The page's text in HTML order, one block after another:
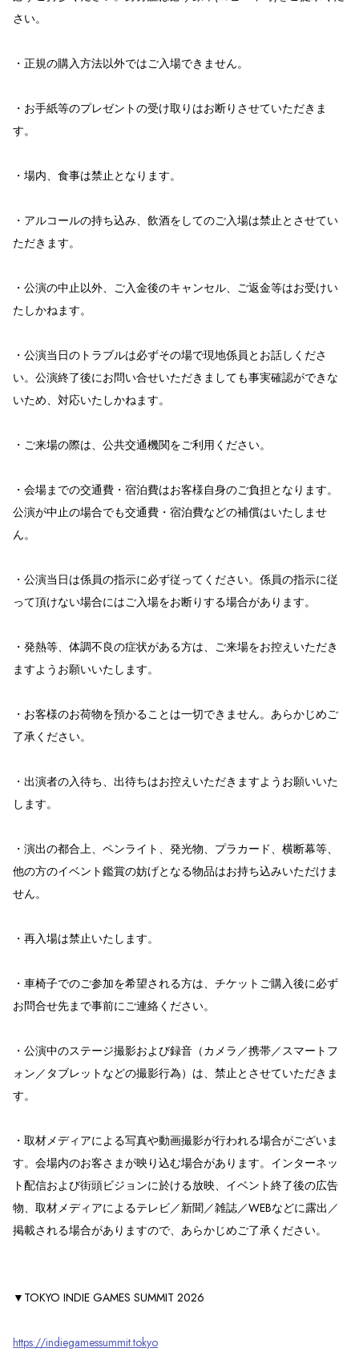
さい。
・正規の購入方法以外ではご入場できません。
・お手紙等のプレゼントの受け取りはお断りさせていただきま
す。
・場内、食事は禁止となります。
・アルコールの持ち込み、飲酒をしてのご入場は禁止とさせてい
ただきます。
・公演の中止以外、ご入金後のキャンセル、ご返金等はお受けい
たしかねます。
・公演当日のトラブルは必ずその場で現地係員とお話しくださ
い。公演終了後にお問い合せいただきましても事実確認ができな
いため、対応いたしかねます。
・ご来場の際は、公共交通機関をご利用ください。
・会場までの交通費・宿泊費はお客様自身のご負担となります。
公演が中止の場合でも交通費・宿泊費などの補償はいたしませ
ん。
・公演当日は係員の指示に必ず従ってください。係員の指示に従
って頂けない場合にはご入場をお断りする場合があります。
・発熱等、体調不良の症状がある方は、ご来場をお控えいただき
ますようお願いいたします。
・お客様のお荷物を預かることは一切できません。あらかじめご
了承ください。
・出演者の入待ち、出待ちはお控えいただきますようお願いいた
します。
・演出の都合上、ペンライト、発光物、プラカード、横断幕等、
他の方のイベント鑑賞の妨げとなる物品はお持ち込みいただけま
せん。
・再入場は禁止いたします。
・車椅子でのご参加を希望される方は、チケットご購入後に必ず
お問合せ先まで事前にご連絡ください。
・公演中のステージ撮影および録音（カメラ／携帯／スマートフ
ォン／タブレットなどの撮影行為）は、禁止とさせていただきま
す。
・取材メディアによる写真や動画撮影が行われる場合がございま
す。会場内のお客さまが映り込む場合があります。インターネッ
ト配信および街頭ビジョンに於ける放映、イベント終了後の広告
物、取材メディアによるテレビ／新聞／雑誌／WEBなどに露出／
掲載される場合がありますので、あらかじめご了承ください。
▼TOKYO INDIE GAMES SUMMIT 2026
https://indiegamessummit.tokyo